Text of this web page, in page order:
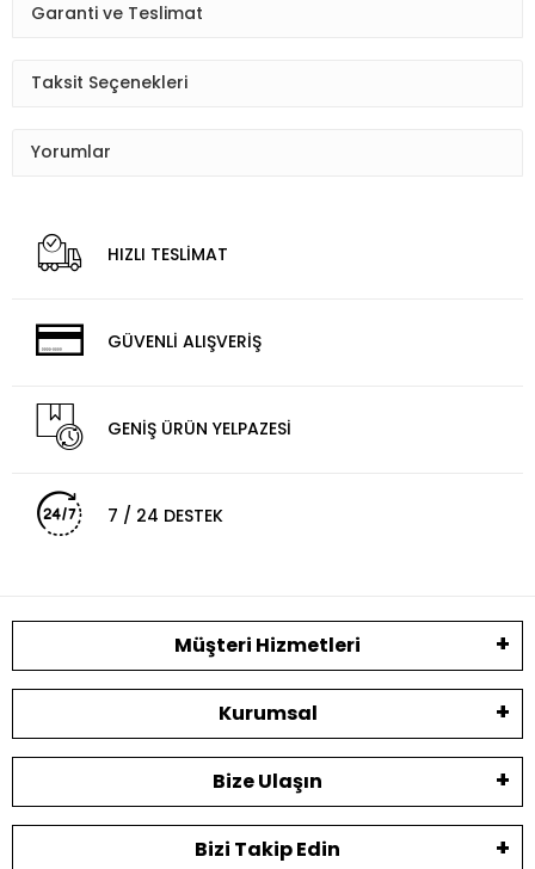
Garanti ve Teslimat
Taksit Seçenekleri
Yorumlar
HIZLI TESLİMAT
GÜVENLİ ALIŞVERİŞ
GENİŞ ÜRÜN YELPAZESİ
7 / 24 DESTEK
Müşteri Hizmetleri
Kurumsal
Bize Ulaşın
Bizi Takip Edin